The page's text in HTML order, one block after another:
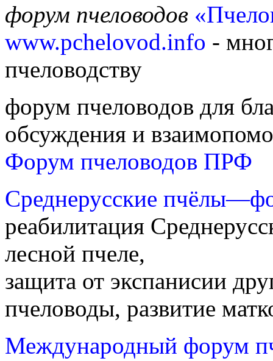
форум пчеловодов
www.pchelovod.info -
пчеловодству
форум пчеловодов для
обсуждения и
Форум пчеловодов ПРФ
Среднерусские
реабилитация
лесной пчеле,
защита от экспанисии
пчеловоды, развитие
Международный форум